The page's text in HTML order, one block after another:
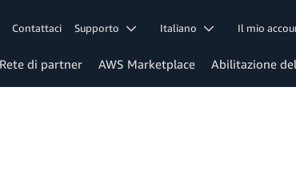
Contattaci Supporto Italiano Il mio
Rete di partner AWS Marketplace Abilitazione